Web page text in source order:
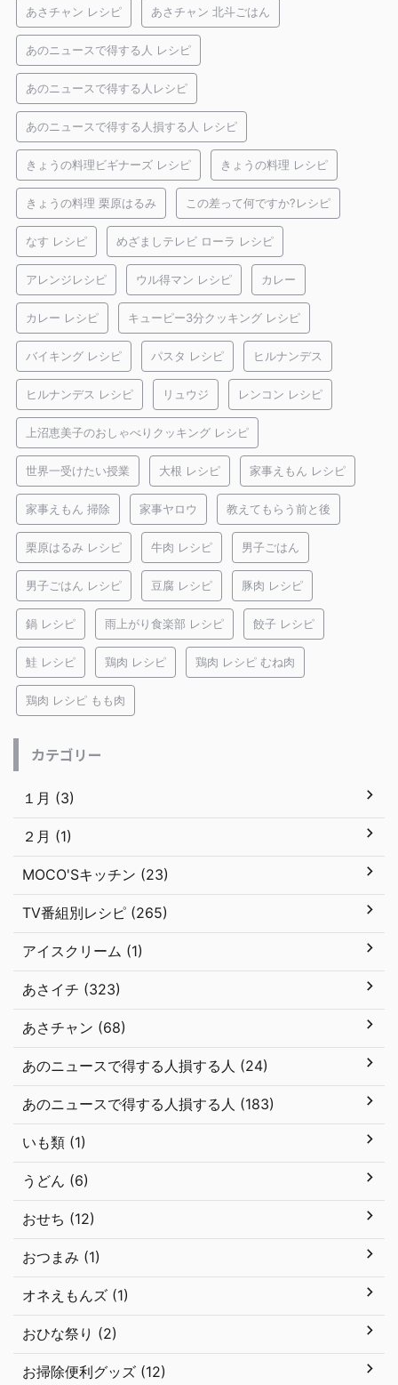
あさチャン レシピ あさチャン 北斗ごはん
あのニュースで得する人 レシピ
あのニュースで得する人レシピ
あのニュースで得する人損する人 レシピ
きょうの料理ビギナーズ レシピ きょうの料理 レシピ
きょうの料理 栗原はるみ この差って何ですか?レシピ
なす レシピ めざましテレビ ローラ レシピ
アレンジレシピ ウル得マン レシピ カレー
カレー レシピ キューピー3分クッキング レシピ
バイキング レシピ パスタ レシピ ヒルナンデス
ヒルナンデス レシピ リュウジ レンコン レシピ
上沼恵美子のおしゃべりクッキング レシピ
世界一受けたい授業 大根 レシピ 家事えもん レシピ
家事えもん 掃除 家事ヤロウ 教えてもらう前と後
栗原はるみ レシピ 牛肉 レシピ 男子ごはん
男子ごはん レシピ 豆腐 レシピ 豚肉 レシピ
鍋 レシピ 雨上がり食楽部 レシピ 餃子 レシピ
鮭 レシピ 鶏肉 レシピ 鶏肉 レシピ むね肉
鶏肉 レシピ もも肉
カテゴリー
１月 (3)
２月 (1)
MOCO'Sキッチン (23)
TV番組別レシピ (265)
アイスクリーム (1)
あさイチ (323)
あさチャン (68)
あのニュースで得する人損する人 (24)
あのニュースで得する人損する人 (183)
いも類 (1)
うどん (6)
おせち (12)
おつまみ (1)
オネえもんズ (1)
おひな祭り (2)
お掃除便利グッズ (12)